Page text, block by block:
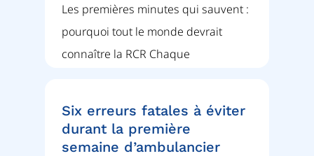
Les premières minutes qui sauvent :
pourquoi tout le monde devrait
connaître la RCR Chaque
Six erreurs fatales à éviter
durant la première
semaine d’ambulancier